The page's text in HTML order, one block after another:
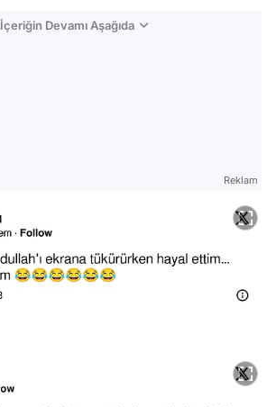
İçeriğin Devamı Aşağıda
Reklam